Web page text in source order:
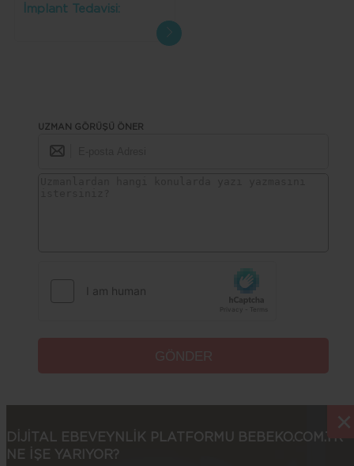
İmplant Tedavisi:
Türkiye'de Hızlı ve Kalıcı
UZMAN GÖRÜŞÜ ÖNER
DİJİTAL EBEVEYNLİK PLATFORMU BEBEKO.COM.TR
NE İŞE YARIYOR?